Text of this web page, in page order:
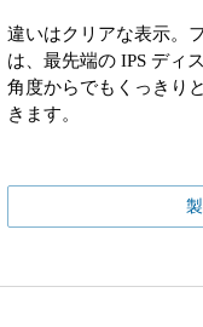
違いはクリアな表示。
は、最先端の IPS ディ
角度からでもくっきり
きます。